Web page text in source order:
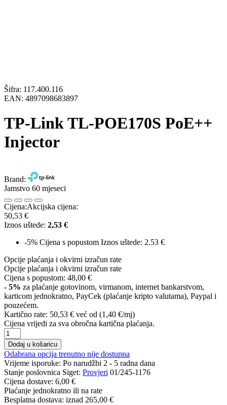
Šifra: 117.400.116
EAN: 4897098683897
TP-Link TL-POE170S PoE++
Injector
Brand:
Jamstvo 60 mjeseci
Cijena:Akcijska cijena:
50,53 €
Iznos uštede: 2,53 €
-5% Cijena s popustom Iznos uštede: 2.53 €
Opcije plaćanja i okvirni izračun rate
Opcije plaćanja i okvirni izračun rate
Cijena s popustom: 48,00 €
- 5% za plaćanje gotovinom, virmanom, internet bankarstvom,
karticom jednokratno, PayCek (plaćanje kripto valutama), Paypal i
pouzećem.
Kartično rate: 50,53 € već od (1,40 €/mj)
Cijena vrijedi za sva obročna kartična plaćanja.
Dodaj u košaricu
Odabrana opcija trenutno nije dostupna
Vrijeme isporuke: Po narudžbi 2 - 5 radna dana
Stanje poslovnica Siget: Provjeri 01/245-1176
Cijena dostave: 6,00 €
Plaćanje jednokratno ili na rate
Besplatna dostava: iznad 265,00 €